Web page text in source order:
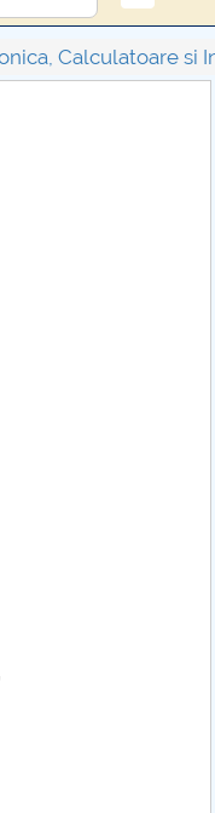
Calculatoare si